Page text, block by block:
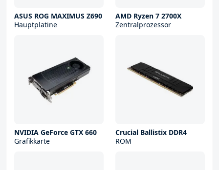
ASUS ROG MAXIMUS Z690
Hauptplatine
AMD Ryzen 7 2700X
Zentralprozessor
NVIDIA GeForce GTX 660
Grafikkarte
Crucial Ballistix DDR4
ROM